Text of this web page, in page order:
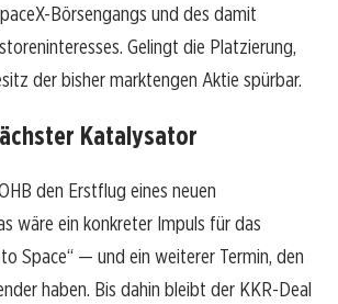
Börsengangs und des damit
Gelingt die Platzierung,
der bisher marktengen Aktie spürbar.
Katalysator
den Erstflug eines neuen
wäre ein konkreter Impuls für das
Space“ — und ein weiterer Termin, den
haben. Bis dahin bleibt der KKR-Deal